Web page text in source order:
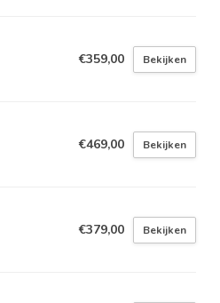
€359,00 Bekijken
€469,00 Bekijken
€379,00 Bekijken